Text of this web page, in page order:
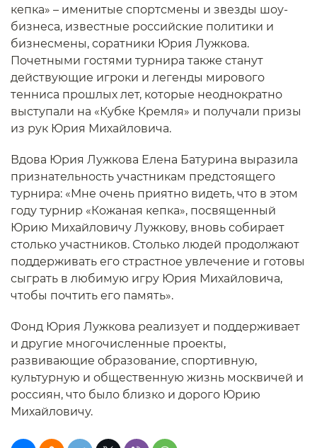
кепка» – именитые спортсмены и звезды шоу-
бизнеса, известные российские политики и
бизнесмены, соратники Юрия Лужкова.
Почетными гостями турнира также станут
действующие игроки и легенды мирового
тенниса прошлых лет, которые неоднократно
выступали на «Кубке Кремля» и получали призы
из рук Юрия Михайловича.
Вдова Юрия Лужкова Елена Батурина выразила
признательность участникам предстоящего
турнира: «Мне очень приятно видеть, что в этом
году турнир «Кожаная кепка», посвященный
Юрию Михайловичу Лужкову, вновь собирает
столько участников. Столько людей продолжают
поддерживать его страстное увлечение и готовы
сыграть в любимую игру Юрия Михайловича,
чтобы почтить его память».
Фонд Юрия Лужкова реализует и поддерживает
и другие многочисленные проекты,
развивающие образование, спортивную,
культурную и общественную жизнь москвичей и
россиян, что было близко и дорого Юрию
Михайловичу.